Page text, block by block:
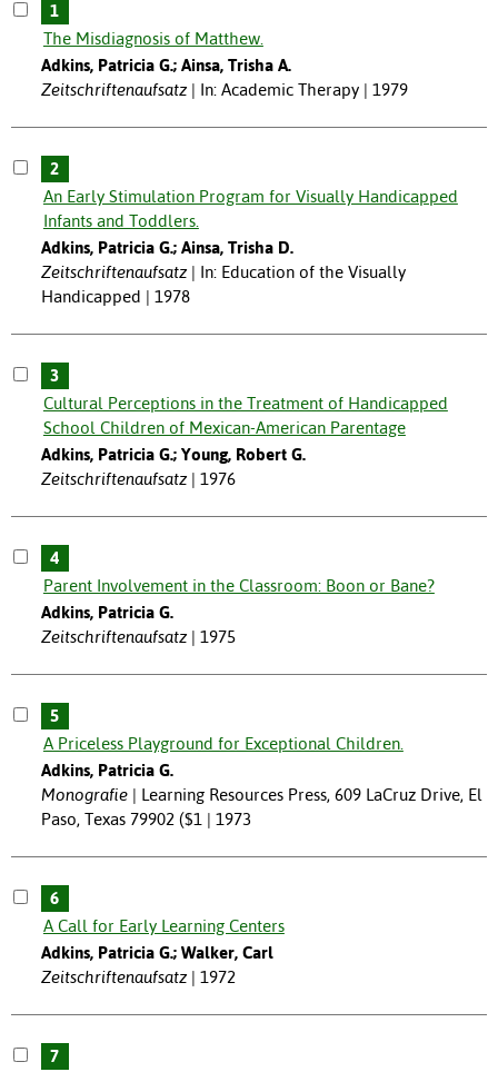
1
The Misdiagnosis of Matthew.
Adkins, Patricia G.; Ainsa, Trisha A.
Zeitschriftenaufsatz
In: Academic Therapy | 1979
2
An Early Stimulation Program for Visually Handicapped
Infants and Toddlers.
Adkins, Patricia G.; Ainsa, Trisha D.
Zeitschriftenaufsatz
In: Education of the Visually
Handicapped | 1978
3
Cultural Perceptions in the Treatment of Handicapped
School Children of Mexican-American Parentage
Adkins, Patricia G.; Young, Robert G.
Zeitschriftenaufsatz
1976
4
Parent Involvement in the Classroom: Boon or Bane?
Adkins, Patricia G.
Zeitschriftenaufsatz
1975
5
A Priceless Playground for Exceptional Children.
Adkins, Patricia G.
Monografie
Learning Resources Press, 609 LaCruz Drive, El
Paso, Texas 79902 ($1 | 1973
6
A Call for Early Learning Centers
Adkins, Patricia G.; Walker, Carl
Zeitschriftenaufsatz
1972
7